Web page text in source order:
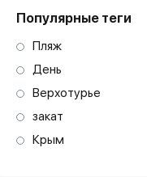
Популярные теги
Пляж
День
Верхотурье
закат
Крым